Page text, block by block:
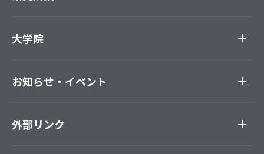
大学院
お知らせ・イベント
外部リンク